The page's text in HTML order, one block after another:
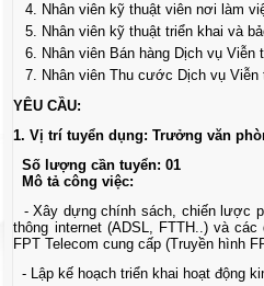
Nhân viên kỹ thuật viên nơi làm
Nhân viên kỹ thuật triển khai và
Nhân viên Bán hàng Dịch vụ Viễn
Nhân viên Thu cước Dịch vụ Viễn
YÊU CẦU:
1. Vị trí tuyển dụng: Trưởng văn
Số lượng cần tuyển: 01
Mô tả công việc:
- Xây dựng chính sách, chiến lược
thông internet (ADSL, FTTH..) và
FPT Telecom cung cấp (Truyền hình
- Lập kế hoạch triển khai hoạt động